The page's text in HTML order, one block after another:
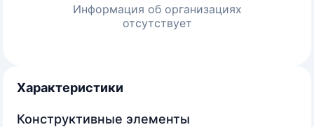
Информация об организациях
отсутствует
Характеристики
Конструктивные элементы